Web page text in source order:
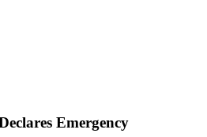
Emergency